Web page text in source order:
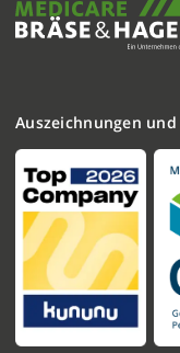
Auszeichnungen